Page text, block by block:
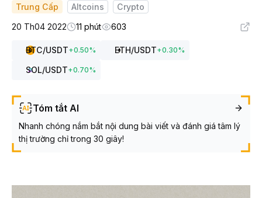
Trung Cấp Altcoins
Crypto
20 Th04 2022
11 phút 603
BTC/USDT+0.50% ETH/USDT+0.30%
SOL/USDT+0.70%
Tóm tắt AI
Nhanh chóng nắm bắt nội dung bài viết và đánh giá tâm lý
thị trường chỉ trong 30 giây!